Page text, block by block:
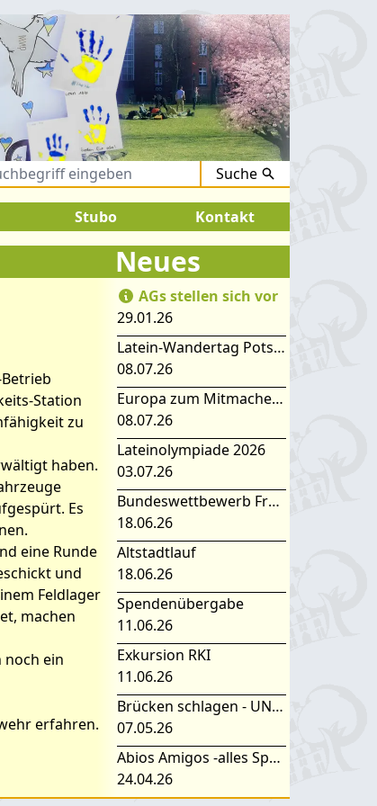
Suche
2026: SOMMERFERIEN !
Stubo Kontakt
Station
zu
haben.
Es
eine Runde
und
Feldlager
machen
noch ein
erfahren.
Neues
AGs stellen sich vor
29.01.26
Latein-Wandertag Potsdam
08.07.26
Europa zum Mitmachen – SIMEP 2026 in Stubice
08.07.26
Lateinolympiade 2026
03.07.26
Bundeswettbewerb Fremdsprachen
18.06.26
Altstadtlauf
18.06.26
Spendenübergabe
11.06.26
Exkursion RKI
11.06.26
Brücken schlagen - UNESCO Projekttag 2026
07.05.26
Abios Amigos -alles Spanisch oder was
24.04.26